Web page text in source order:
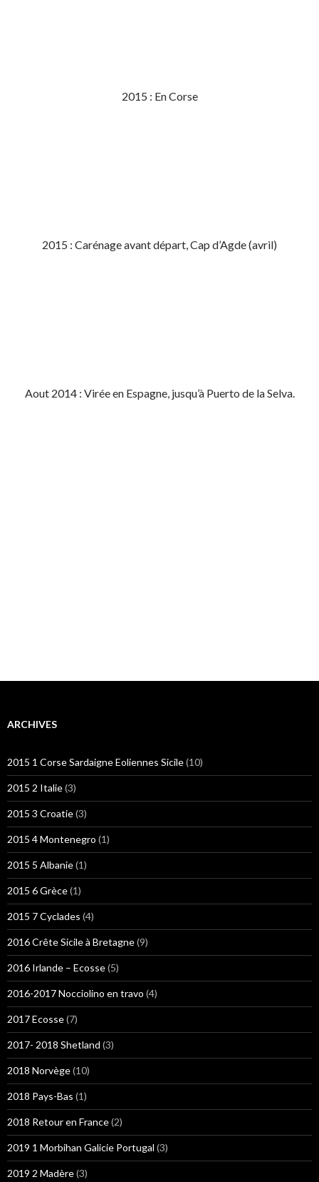
2015 : En Corse
2015 : Carénage avant départ, Cap d’Agde (avril)
Aout 2014 : Virée en Espagne, jusqu’à Puerto de la Selva.
ARCHIVES
2015 1 Corse Sardaigne Eoliennes Sicile(10)
2015 2 Italie(3)
2015 3 Croatie(3)
2015 4 Montenegro (1)
2015 5 Albanie(1)
2015 6 Grèce(1)
2015 7 Cyclades (4)
2016 Crête Sicile à Bretagne(9)
2016 Irlande – Ecosse(5)
2016-2017 Nocciolino en travo (4)
2017 Ecosse(7)
2017- 2018 Shetland (3)
2018 Norvège(10)
2018 Pays-Bas (1)
2018 Retour en France(2)
2019 1 Morbihan Galicie Portugal (3)
2019 2 Madère(3)